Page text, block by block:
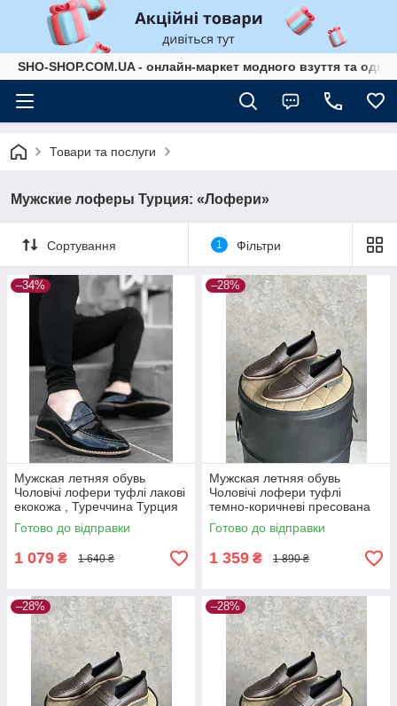
SHO-SHOP.COM.UA - онлайн-маркет модного взуття та
Товари та послуги
Мужские лоферы Турция: «Лофери»
Сортування 1 Фільтри
–34%
Мужская летняя обувь
Чоловічі лофери туфлі лакові
екокожа , Туреччина Турция
Готово до відправки
1 079 ₴ 1 640 ₴
–28%
Мужская летняя обувь
Чоловічі лофери туфлі
темно-коричневі пресована
шкіра , Туреччина Турция
Готово до відправки
1 359 ₴ 1 890 ₴
–28% –28%